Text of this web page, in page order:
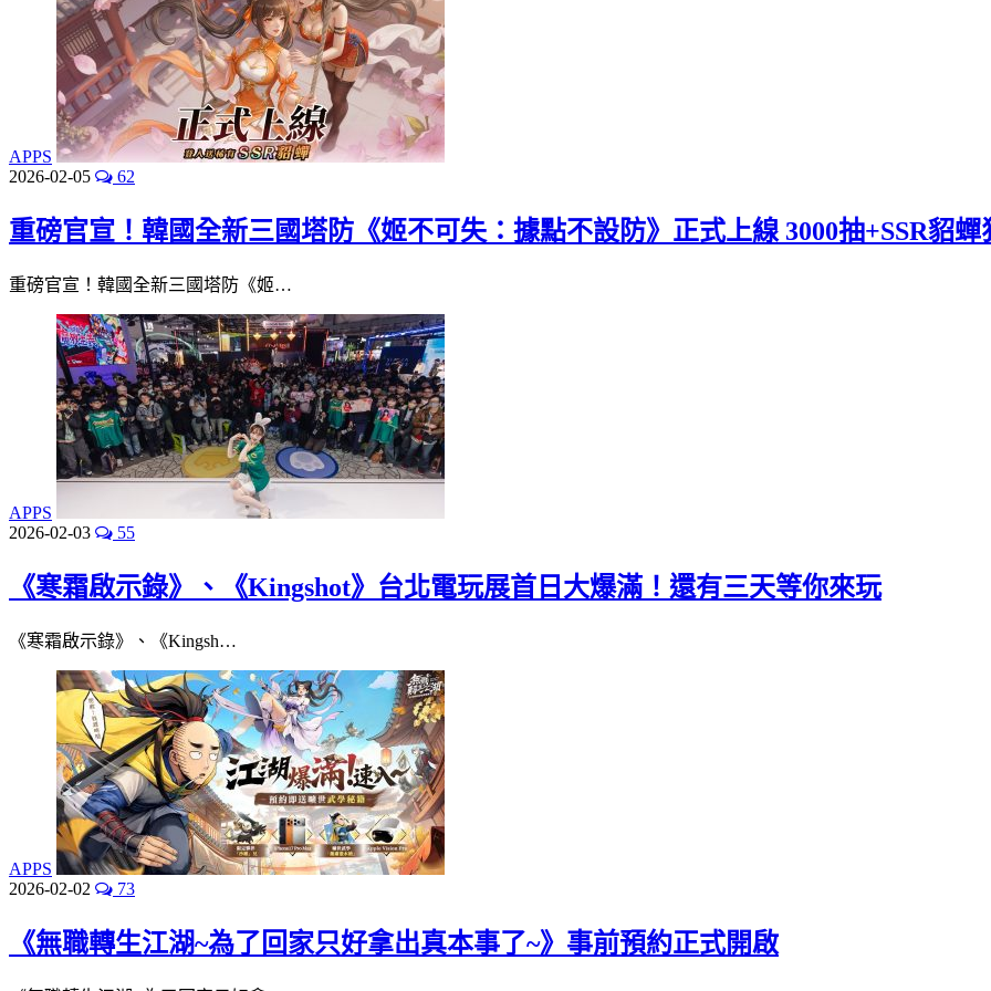
APPS
2026-02-05
62
重磅官宣！韓國全新三國塔防《姬不可失：據點不設防》正式上線 3000抽+SSR貂蟬
重磅官宣！韓國全新三國塔防《姬…
APPS
2026-02-03
55
《寒霜啟示錄》、《Kingshot》台北電玩展首日大爆滿！還有三天等你來玩
《寒霜啟示錄》、《Kingsh…
APPS
2026-02-02
73
《無職轉生江湖~為了回家只好拿出真本事了~》事前預約正式開啟